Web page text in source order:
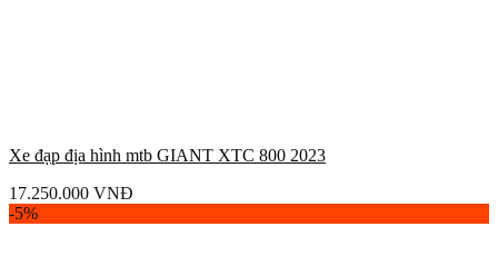
Xe đạp địa hình mtb GIANT XTC 800 2023
17.250.000 VNĐ
-5%